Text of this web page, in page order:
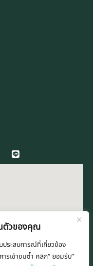
ตัวของคุณ
ประสบการณ์ที่เกี่ยวข้อง
เข้าชมซ้ำ คลิก“ ยอมรับ”
i
n
e